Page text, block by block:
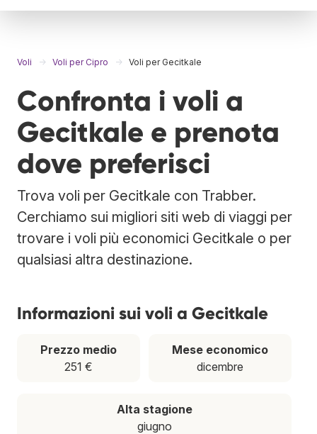
Voli Voli per Cipro Voli per Gecitkale
Confronta i voli a
Gecitkale e prenota
dove preferisci
Trova voli per Gecitkale con Trabber.
Cerchiamo sui migliori siti web di viaggi per
trovare i voli più economici Gecitkale o per
qualsiasi altra destinazione.
Informazioni sui voli a Gecitkale
Prezzo medio
251 €
Mese economico
dicembre
Alta stagione
giugno